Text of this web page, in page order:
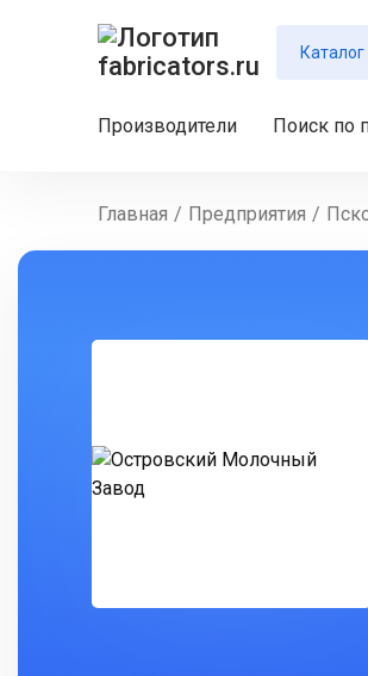
Каталог
Производители Поиск по
Главная / Предприятия /